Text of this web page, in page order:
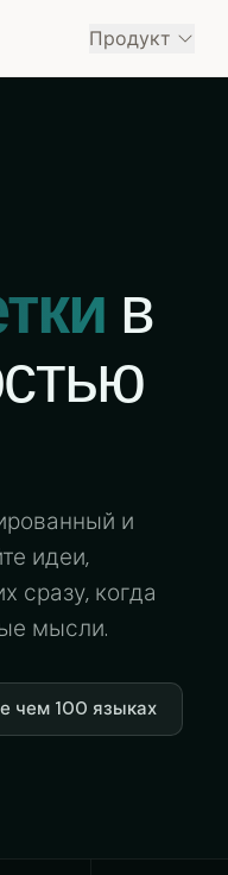
Продукт
в
и
идеи,
сразу, когда
мысли.
чем 100 языках